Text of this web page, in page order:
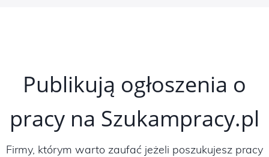
Publikują ogłoszenia o
pracy na Szukampracy.pl
Firmy, którym warto zaufać jeżeli poszukujesz pracy